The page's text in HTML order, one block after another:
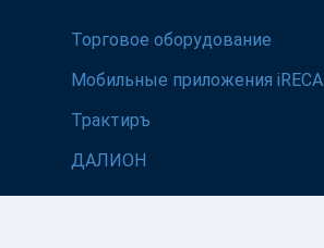
Торговое оборудование
Мобильные приложения iRECA
Трактиръ
ДАЛИОН